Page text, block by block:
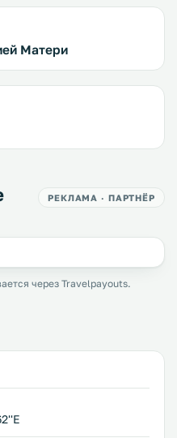
Матери
РЕКЛАМА · ПАРТНЁР
через Travelpayouts.